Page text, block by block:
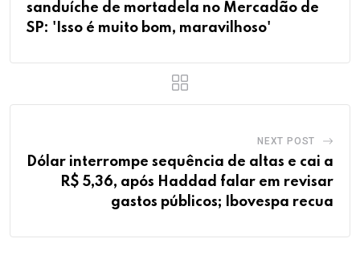
sanduíche de mortadela no Mercadão de
SP: 'Isso é muito bom, maravilhoso'
NEXT POST
Dólar interrompe sequência de altas e cai a
R$ 5,36, após Haddad falar em revisar
gastos públicos; Ibovespa recua